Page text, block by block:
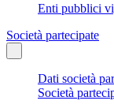
Enti pubblici
Società partecipate
Dati società
Società